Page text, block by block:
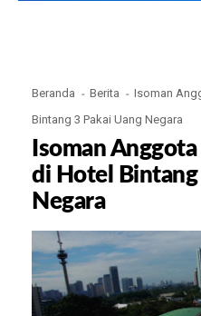
Beranda Berita
Isoman
Bintang 3 Pakai Uang Negara
Isoman
di Hotel Bintang
Negara